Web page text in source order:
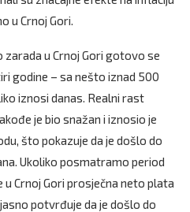
u Crnoj Gori.
u Crnoj Gori gotovo se
godine – sa nešto iznad 500
iznosi danas. Realni rast
je bio snažan i iznosio je
što pokazuje da je došlo do
Ukoliko posmatramo period
u Crnoj Gori prosječna neto plata
potvrđuje da je došlo do